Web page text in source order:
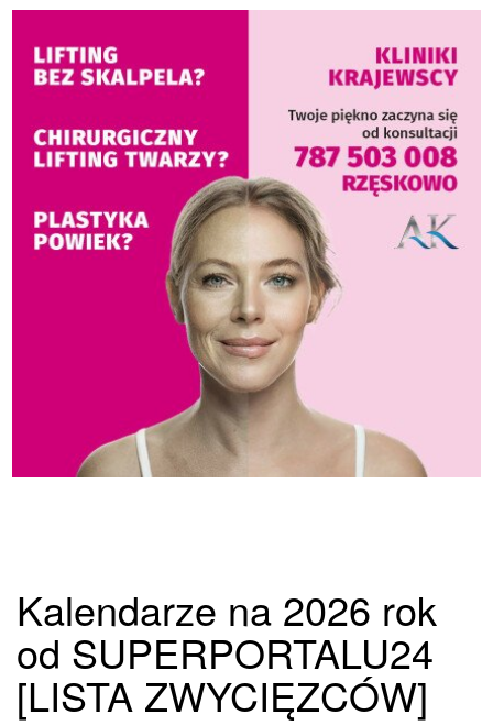
Kalendarze na 2026 rok
od SUPERPORTALU24
[LISTA ZWYCIĘZCÓW]